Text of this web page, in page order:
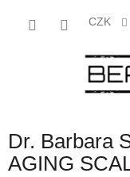
CZK
Dr. Barbara
AGING